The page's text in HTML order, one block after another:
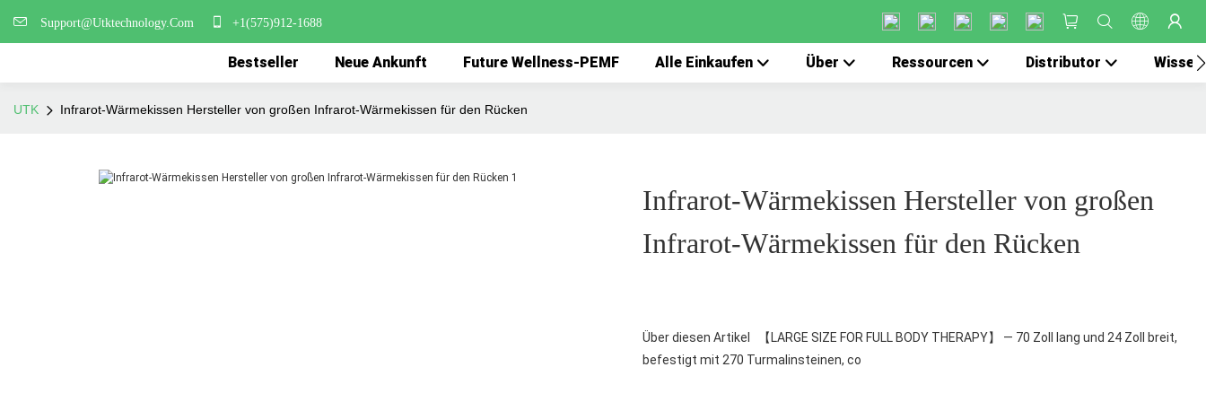
Support@Utktechnology.Com +1(575)912-1688
Bestseller Neue Ankunft Future Wellness-PEMF Alle Einkaufen Über Ressourcen Distributor Wissen
UTK Infrarot-Wärmekissen Hersteller von großen Infrarot-Wärmekissen für den Rücken
Infrarot-Wärmekissen Hersteller von großen
Infrarot-Wärmekissen für den Rücken
Über diesen Artikel 【LARGE SIZE FOR FULL BODY THERAPY】 — 70 Zoll lang und 24 Zoll breit,
befestigt mit 270 Turmalinsteinen, co